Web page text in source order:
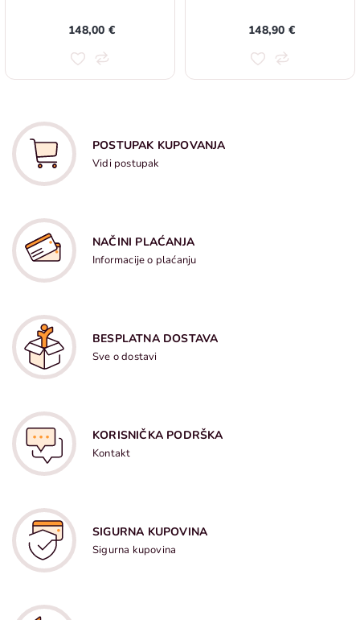
148,00 € 148,90 €
POSTUPAK KUPOVANJA
Vidi postupak
NAČINI PLAĆANJA
Informacije o plaćanju
BESPLATNA DOSTAVA
Sve o dostavi
KORISNIČKA PODRŠKA
Kontakt
SIGURNA KUPOVINA
Sigurna kupovina